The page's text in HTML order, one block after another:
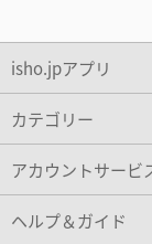
isho.jpアプリ
カテゴリー
アカウントサービ
ヘルプ＆ガイド